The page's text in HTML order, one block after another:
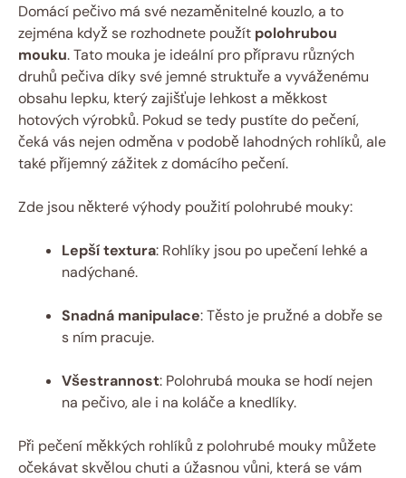
Domácí pečivo má své nezaměnitelné kouzlo, a to
zejména když se rozhodnete použít polohrubou
mouku. Tato mouka je ideální pro přípravu různých
druhů pečiva díky své jemné struktuře a vyváženému
obsahu lepku, který zajišťuje lehkost a měkkost
hotových výrobků. Pokud se tedy pustíte do pečení,
čeká vás nejen odměna v podobě lahodných rohlíků, ale
také příjemný zážitek z domácího pečení.
Zde jsou některé výhody použití polohrubé mouky:
Lepší textura: Rohlíky jsou po upečení lehké a
nadýchané.
Snadná manipulace: Těsto je pružné a dobře se
s ním pracuje.
Všestrannost: Polohrubá mouka se hodí nejen
na pečivo, ale i na koláče a knedlíky.
Při pečení měkkých rohlíků z polohrubé mouky můžete
očekávat skvělou chuti a úžasnou vůni, která se vám